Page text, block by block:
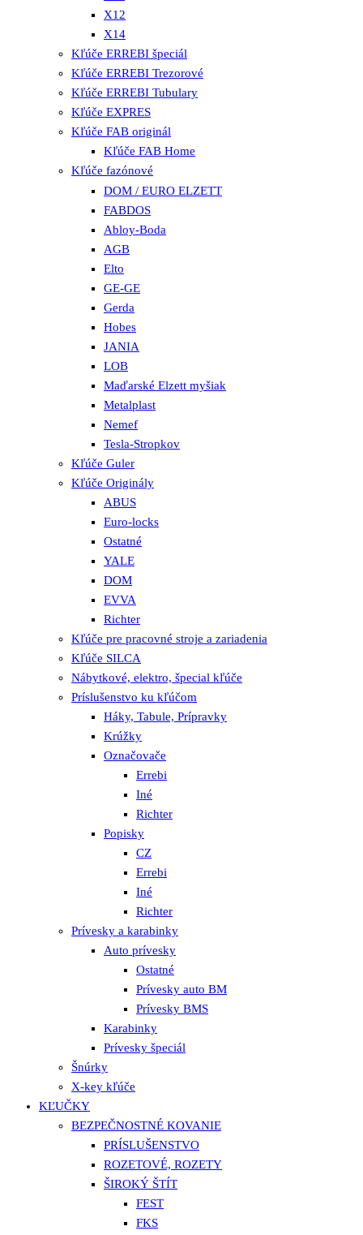
X12
X14
Kľúče ERREBI špeciál
Kľúče ERREBI Trezorové
Kľúče ERREBI Tubulary
Kľúče EXPRES
Kľúče FAB originál
Kľúče FAB Home
Kľúče fazónové
DOM / EURO ELZETT
FABDOS
Abloy-Boda
AGB
Elto
GE-GE
Gerda
Hobes
JANIA
LOB
Maďarské Elzett myšiak
Metalplast
Nemef
Tesla-Stropkov
Kľúče Guler
Kľúče Originály
ABUS
Euro-locks
Ostatné
YALE
DOM
EVVA
Richter
Kľúče pre pracovné stroje a zariadenia
Kľúče SILCA
Nábytkové, elektro, špecial kľúče
Príslušenstvo ku kľúčom
Háky, Tabule, Prípravky
Krúžky
Označovače
Errebi
Iné
Richter
Popisky
CZ
Errebi
Iné
Richter
Prívesky a karabinky
Auto prívesky
Ostatné
Prívesky auto BM
Prívesky BMS
Karabinky
Prívesky špeciál
Šnúrky
X-key kľúče
KĽUČKY
BEZPEČNOSTNÉ KOVANIE
PRÍSLUŠENSTVO
ROZETOVÉ, ROZETY
ŠIROKÝ ŠTÍT
FEST
FKS